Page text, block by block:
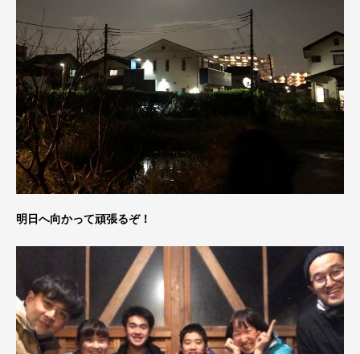
明日へ向かって頑張るぞ！